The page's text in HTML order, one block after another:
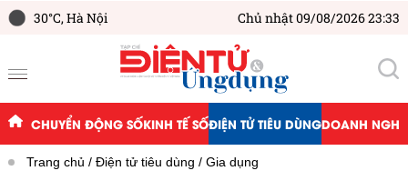
30°C,Hà Nội Chủ nhật 09/08/2026 23:33
CHUYỂN ĐỘNG SỐKINH TẾ SỐĐIỆN TỬ TIÊU DÙNGDOANH
Trang chủ Điện tử tiêu dùng Gia dụng